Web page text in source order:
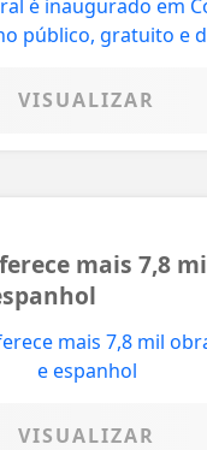
VISUALIZAR
mais 7,8
VISUALIZAR